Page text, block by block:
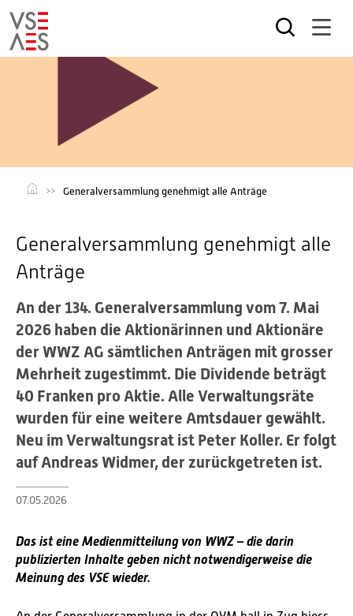
Generalversammlung genehmigt alle Anträge
Generalversammlung genehmigt alle
Anträge
An der 134. Generalversammlung vom 7. Mai
2026 haben die Aktionärinnen und Aktionäre
der WWZ AG sämtlichen Anträgen mit grosser
Mehrheit zugestimmt. Die Dividende beträgt
40 Franken pro Aktie. Alle Verwaltungsräte
wurden für eine weitere Amtsdauer gewählt.
Neu im Verwaltungsrat ist Peter Koller. Er folgt
auf Andreas Widmer, der zurückgetreten ist.
07.05.2026
Das ist eine Medienmitteilung von WWZ – die darin
publizierten Inhalte geben nicht notwendigerweise die
Meinung des VSE wieder.